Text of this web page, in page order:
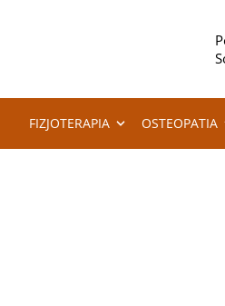
FIZJOTERAPIA OSTEOPATIA